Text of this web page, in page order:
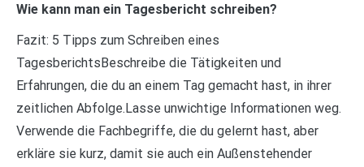
Wie kann man ein Tagesbericht schreiben?
Fazit: 5 Tipps zum Schreiben eines
TagesberichtsBeschreibe die Tätigkeiten und
Erfahrungen, die du an einem Tag gemacht hast, in ihrer
zeitlichen Abfolge.Lasse unwichtige Informationen weg.
Verwende die Fachbegriffe, die du gelernt hast, aber
erkläre sie kurz, damit sie auch ein Außenstehender